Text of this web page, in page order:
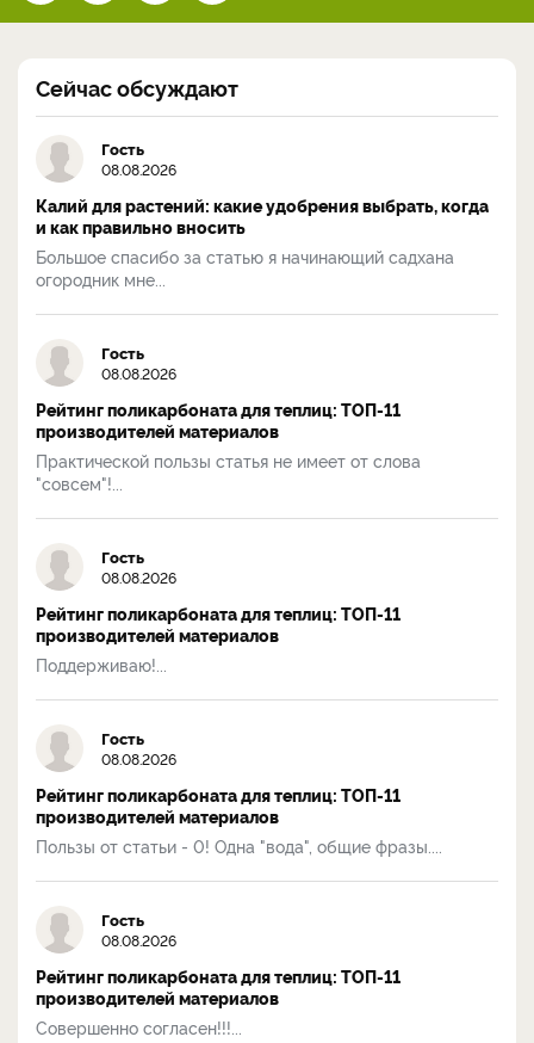
Сейчас обсуждают
Гость
08.08.2026
Калий для растений: какие удобрения выбрать, когда
и как правильно вносить
Большое спасибо за статью я начинающий садхана
огородник мне...
Гость
08.08.2026
Рейтинг поликарбоната для теплиц: ТОП-11
производителей материалов
Практической пользы статья не имеет от слова
"совсем"!...
Гость
08.08.2026
Рейтинг поликарбоната для теплиц: ТОП-11
производителей материалов
Поддерживаю!...
Гость
08.08.2026
Рейтинг поликарбоната для теплиц: ТОП-11
производителей материалов
Пользы от статьи - 0! Одна "вода", общие фразы....
Гость
08.08.2026
Рейтинг поликарбоната для теплиц: ТОП-11
производителей материалов
Совершенно согласен!!!...